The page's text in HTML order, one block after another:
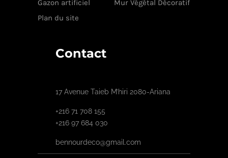
Gazon artificiel
Mur Végétal Décoratif
Plan du site
Contact
17 Avenue Taieb M’hiri 2080-Ariana
+216 71 708 155
+216 97 684 030
bennourdeco@gmail.com